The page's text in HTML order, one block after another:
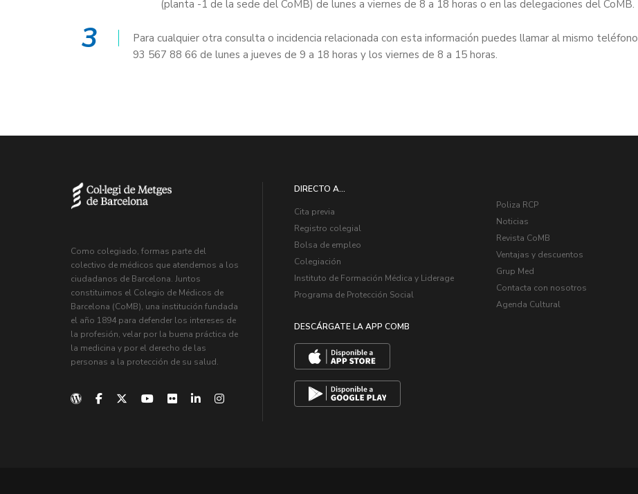
(planta -1 de la sede del CoMB) de lunes a viernes de 8 a 18 horas o en las delegaciones del CoMB.
3
Para cualquier otra consulta o incidencia relacionada con esta información puedes llamar al mismo teléfono
93 567 88 66 de lunes a jueves de 9 a 18 horas y los viernes de 8 a 15 horas.
Como colegiado, formas parte del
colectivo de médicos que atendemos a los
ciudadanos de Barcelona. Juntos
constituimos el Colegio de Médicos de
Barcelona (CoMB), una institución fundada
el año 1894 para defender los intereses de
la profesión, velar por la buena práctica de
la medicina y por el derecho de las
personas a la protección de su salud.
DIRECTO A...
Cita previa
Registro colegial
Bolsa de empleo
Colegiación
Instituto de Formación Médica y Liderage
Programa de Protección Social
DESCÁRGATE LA APP COMB
Poliza RCP
Noticias
Revista CoMB
Ventajas y descuentos
Grup Med
Contacta con nosotros
Agenda Cultural